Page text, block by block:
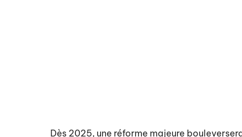
Dès 2025, une réforme majeure